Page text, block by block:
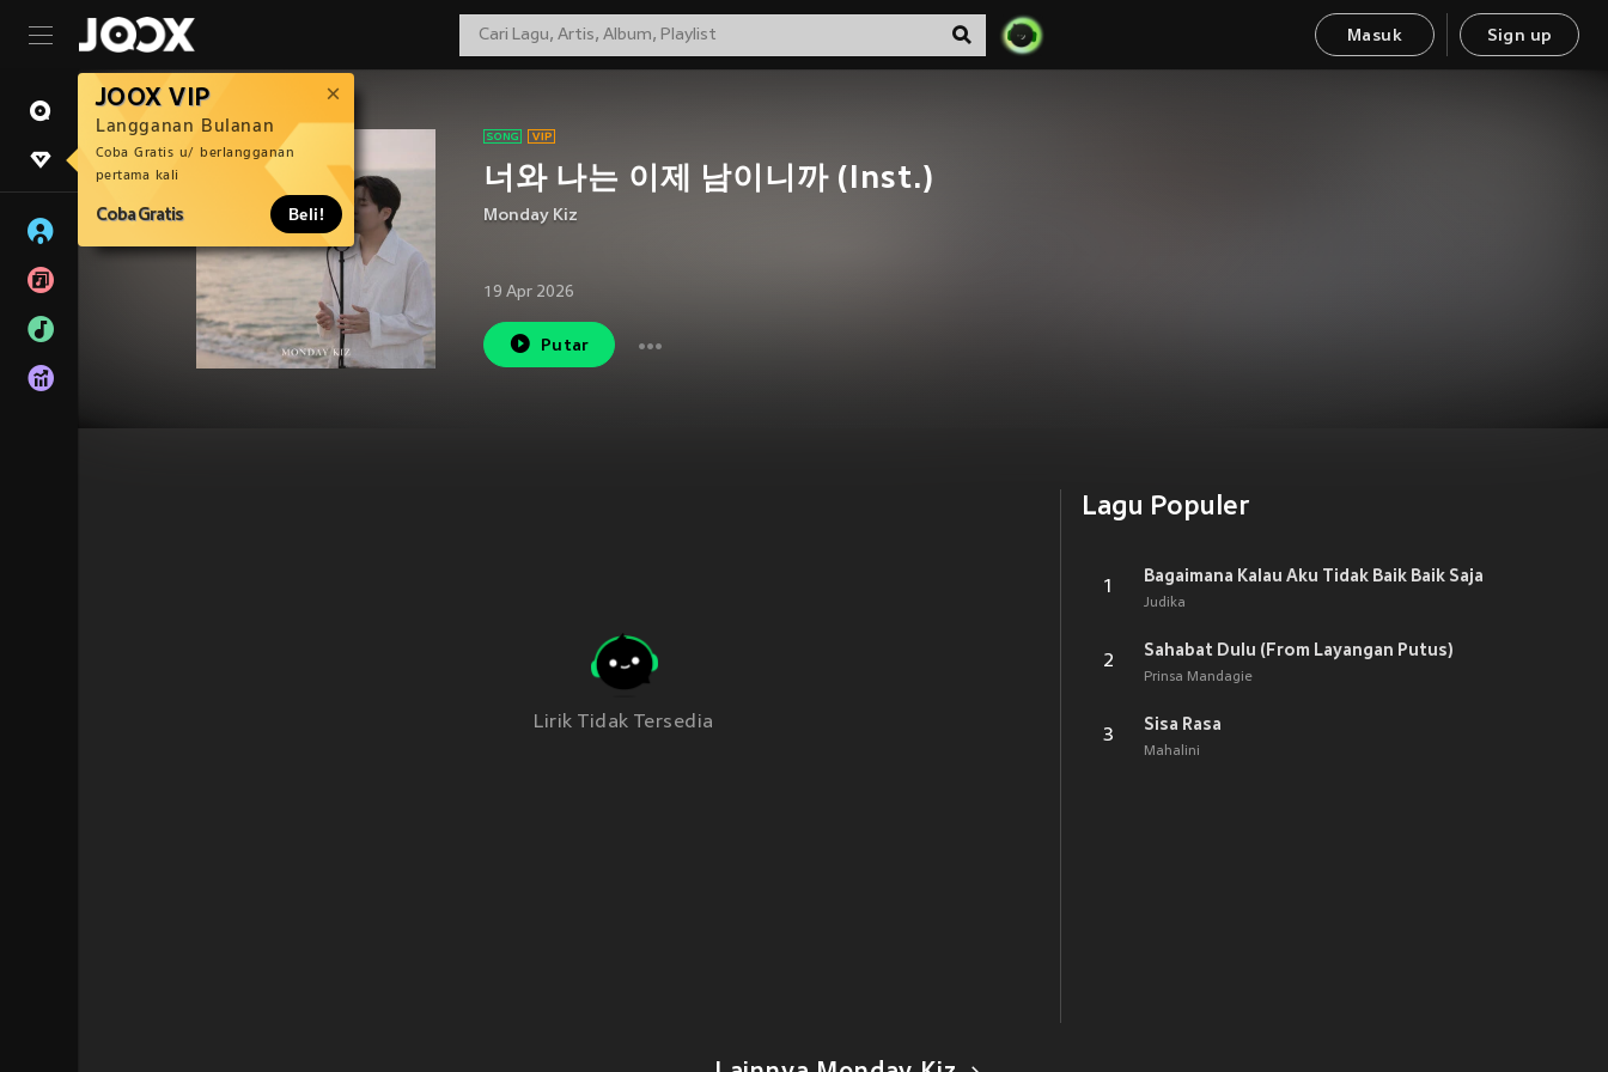
Masuk Sign up
JOOX VIP
Langganan Bulanan
Coba Gratis u/ berlangganan
pertama kali
Coba Gratis Beli!
너와 나는 이제 남이니까 (Inst.)
Monday Kiz
19 Apr 2026
Putar
Lirik Tidak Tersedia
Lagu Populer
1
Bagaimana Kalau Aku Tidak Baik Baik Saja
Judika
2
Sahabat Dulu (From Layangan Putus)
Prinsa Mandagie
3
Sisa Rasa
Mahalini